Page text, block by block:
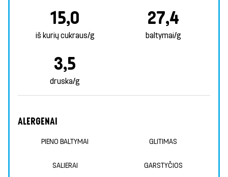
15,0
iš kurių cukraus/g
27,4
baltymai/g
3,5
druska/g
ALERGENAI
PIENO BALTYMAI GLITIMAS
SALIERAI GARSTYČIOS